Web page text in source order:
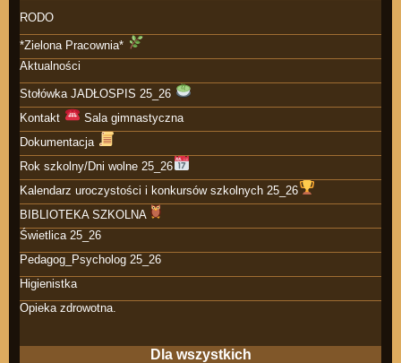
RODO
*Zielona Pracownia*
Aktualności
Stołówka JADŁOSPIS 25_26
Kontakt
Sala gimnastyczna
Dokumentacja
Rok szkolny/Dni wolne 25_26
Kalendarz uroczystości i konkursów szkolnych 25_26
BIBLIOTEKA SZKOLNA
Świetlica 25_26
Pedagog_Psycholog 25_26
Higienistka
Opieka zdrowotna.
Dla wszystkich